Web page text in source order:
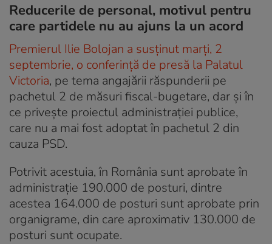
Reducerile de personal, motivul pentru
care partidele nu au ajuns la un acord
Premierul Ilie Bolojan a susținut marți, 2
septembrie, o conferință de presă la Palatul
Victoria, pe tema angajării răspunderii pe
pachetul 2 de măsuri fiscal-bugetare, dar și în
ce privește proiectul administrației publice,
care nu a mai fost adoptat în pachetul 2 din
cauza PSD.
Potrivit acestuia, în România sunt aprobate în
administraţie 190.000 de posturi, dintre
acestea 164.000 de posturi sunt aprobate prin
organigrame, din care aproximativ 130.000 de
posturi sunt ocupate.